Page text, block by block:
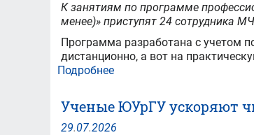
К занятиям по программе
менее)» приступят 24 сотрудника
Программа разработана с учетом
дистанционно, а вот на
Подробнее
ЮУрГУ
стартует
первая
Ученые ЮУрГУ ускоряют
29.07.2026